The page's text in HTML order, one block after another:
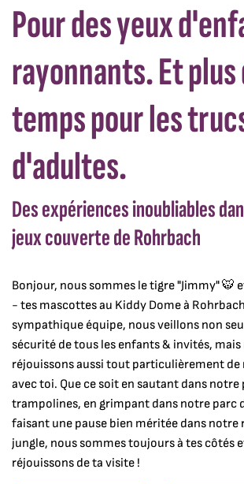
Pour des yeux
rayonnants. Et plus
temps pour les
d'adultes.
Des expériences inoubliables
jeux couverte de Rohrbach
Bonjour, nous sommes le tigre "Jimmy" 🐯
- tes mascottes au Kiddy Dome à
sympathique équipe, nous veillons non
sécurité de tous les enfants & invités, mais
réjouissons aussi tout particulièrement de
avec toi. Que ce soit en sautant dans notre
trampolines, en grimpant dans notre parc
faisant une pause bien méritée dans notre
jungle, nous sommes toujours à tes côtés
réjouissons de ta visite !